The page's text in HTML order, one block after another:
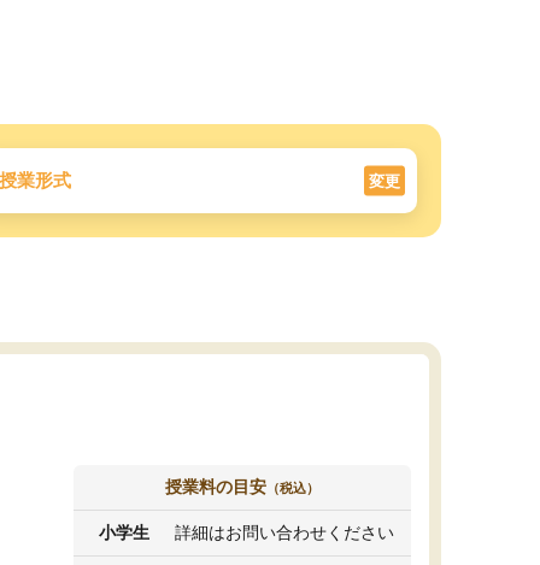
授業形式 変更
授業料の目安 （税込）
小学生 詳細はお問い合わせください